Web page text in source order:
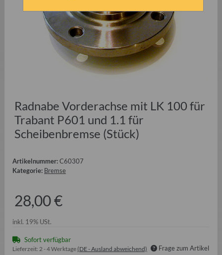
Radnabe Vorderachse mit LK 100 für
Trabant P601 und 1.1 für
Scheibenbremse (Stück)
Artikelnummer:C60307
Kategorie: Bremse
28,00 €
inkl. 19% USt.
Sofort verfügbar
Lieferzeit: 2 - 4 Werktage (DE - Ausland abweichend) Frage zum Artikel